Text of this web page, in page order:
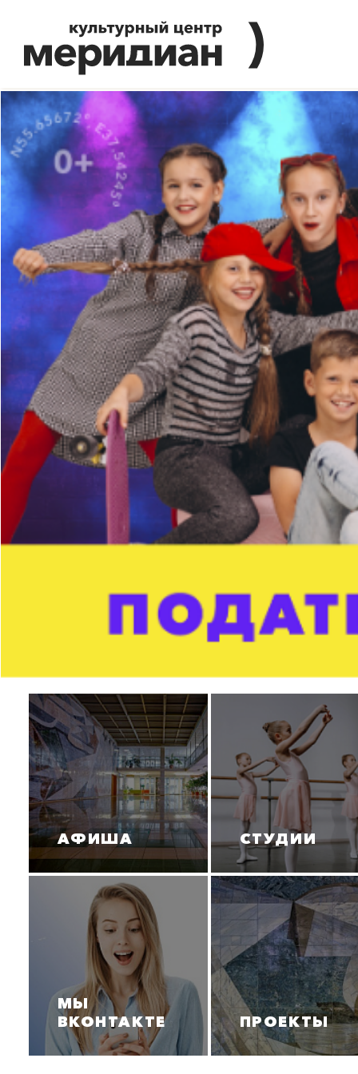
ПОИСК ПО МЕРОПРИЯТИЯМ
АФИША СТУДИИ